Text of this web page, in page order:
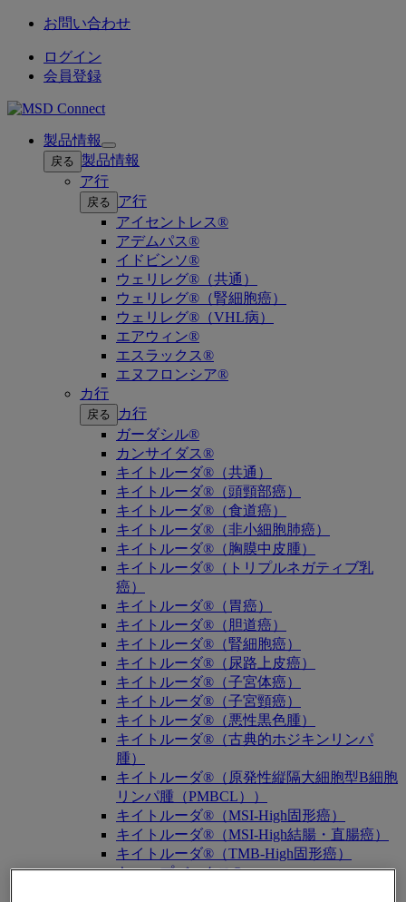
お問い合わせ
ログイン
会員登録
製品情報
Open
submenu
戻る 製品情報
ア行
戻る
ア行
アイセントレス®
アデムパス®
イドビンソ®
ウェリレグ®（共通）
ウェリレグ®（腎細胞癌）
ウェリレグ®（VHL病）
エアウィン®
エスラックス®
エヌフロンシア®
カ行
戻る
カ行
ガーダシル®
カンサイダス®
キイトルーダ®（共通）
キイトルーダ®（頭頸部癌）
キイトルーダ®（食道癌）
キイトルーダ®（非小細胞肺癌）
キイトルーダ®（胸膜中皮腫）
キイトルーダ®（トリプルネガティブ乳
癌）
キイトルーダ®（胃癌）
キイトルーダ®（胆道癌）
キイトルーダ®（腎細胞癌）
キイトルーダ®（尿路上皮癌）
キイトルーダ®（子宮体癌）
キイトルーダ®（子宮頸癌）
キイトルーダ®（悪性黒色腫）
キイトルーダ®（古典的ホジキンリンパ
腫）
キイトルーダ®（原発性縦隔大細胞型B細胞
リンパ腫（PMBCL））
キイトルーダ®（MSI-High固形癌）
キイトルーダ®（MSI-High結腸・直腸癌）
キイトルーダ®（TMB-High固形癌）
キャップバックス®